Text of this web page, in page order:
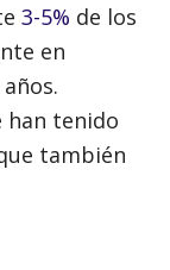
3-5% de los
en
han tenido
también